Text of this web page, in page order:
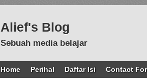
Alief's Blog
Sebuah media belajar
Home Perihal Daftar Isi Contact